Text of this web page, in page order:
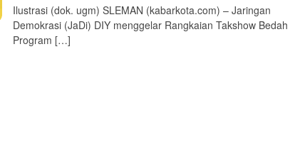
Ilustrasi (dok. ugm) SLEMAN (kabarkota.com) – Jaringan
Demokrasi (JaDi) DIY menggelar Rangkaian Takshow Bedah
Program […]